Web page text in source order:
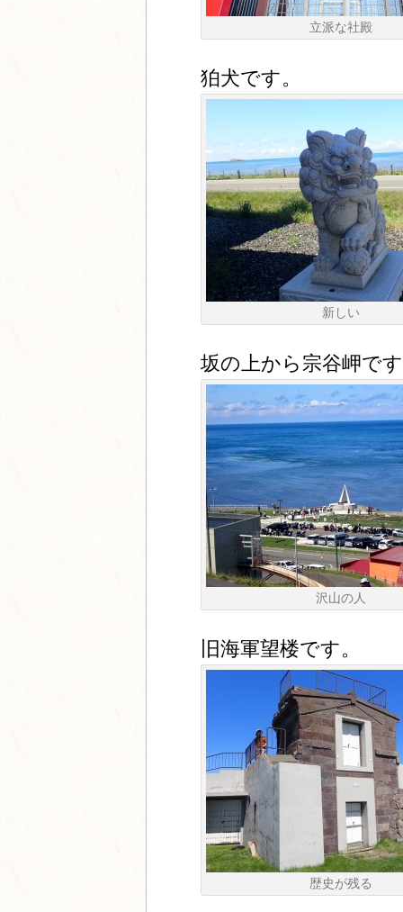
立派な社殿
狛犬です。
新しい
坂の上から宗谷岬で
沢山の人
旧海軍望楼です。
歴史が残る